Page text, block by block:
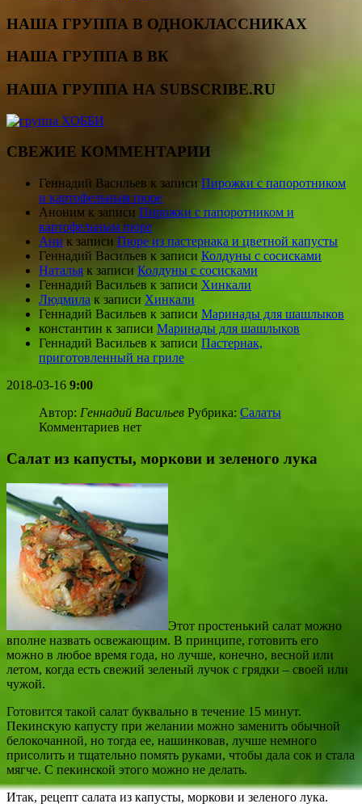
НАША ГРУППА В ОДНОКЛАССНИКАХ
НАША ГРУППА В ВК
НАША ГРУППА НА SUBSCRIBE.RU
СВЕЖИЕ КОММЕНТАРИИ
Геннадий Васильев к записи Пирожки с папоротником
и картофельным пюре
Аноним к записи Пирожки с папоротником и
картофельным пюре
Ани к записи Пюре из пастернака и цветной капусты
Геннадий Васильев к записи Колдуны с сосисками
Наталья к записи Колдуны с сосисками
Геннадий Васильев к записи Хинкали
Людмила к записи Хинкали
Геннадий Васильев к записи Маринады для шашлыков
константин к записи Маринады для шашлыков
Геннадий Васильев к записи Пастернак,
приготовленный на гриле
2018-03-16 9:00
Автор: Геннадий Васильев Рубрика: Салаты
Комментариев нет
Салат из капусты, моркови и зеленого лука
Этот простенький салат можно
вполне назвать освежающим. В принципе, готовить его
можно в любое время года, но лучше, конечно, весной или
летом, когда есть свежий зеленый лучок с грядки – своей или
чужой.
Готовится такой салат буквально в течение 15 минут.
Пекинскую капусту при желании можно заменить обычной
белокочанной, но тогда ее, нашинковав, лучше немного
присолить и тщательно помять руками, чтобы дала сок и стала
мягче. С пекинской этого можно не делать.
Итак, рецепт салата из капусты, моркови и зеленого лука.